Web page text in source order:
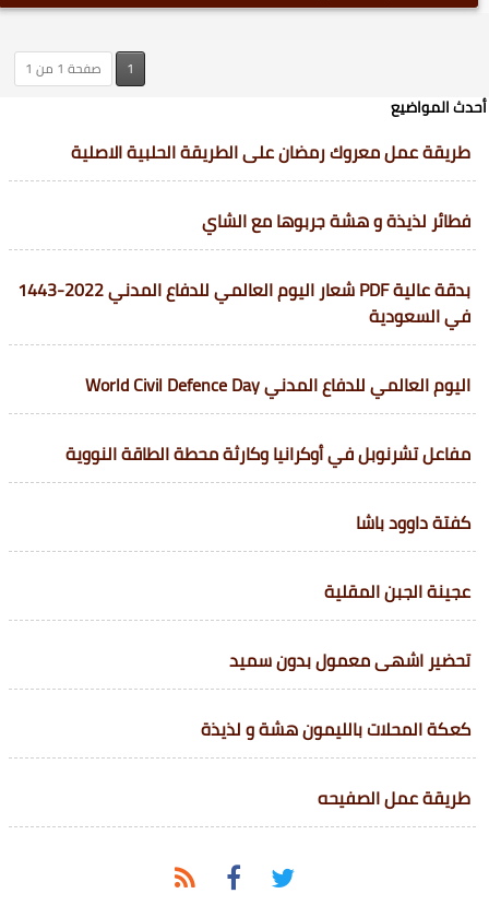
صفحة 1 من 1 1
أحدث المواضيع
طريقة عمل معروك رمضان على الطريقة الحلبية الاصلية
فطائر لذيذة و هشة جربوها مع الشاي
بدقة عالية PDF شعار اليوم العالمي للدفاع المدني 2022-1443
في السعودية
اليوم العالمي للدفاع المدني World Civil Defence Day
مفاعل تشرنوبل في أوكرانيا وكارثة محطة الطاقة النووية
كفتة داوود باشا
عجينة الجبن المقلية
تحضير اشهى معمول بدون سميد
كعكة المحلات بالليمون هشة و لذيذة
طريقة عمل الصفيحه